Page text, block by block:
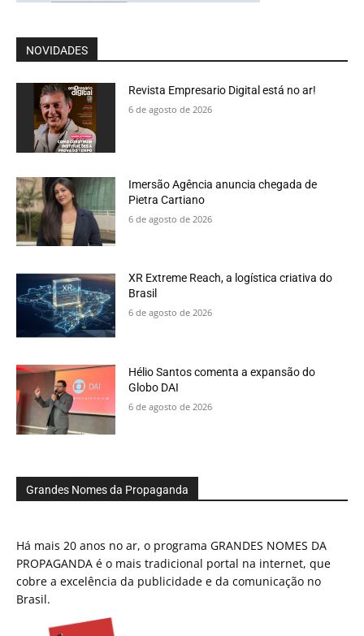
NOVIDADES
Revista Empresario Digital está no ar!
6 de agosto de 2026
Imersão Agência anuncia chegada de
Pietra Cartiano
6 de agosto de 2026
XR Extreme Reach, a logística criativa do
Brasil
6 de agosto de 2026
Hélio Santos comenta a expansão do
Globo DAI
6 de agosto de 2026
Grandes Nomes da Propaganda
Há mais 20 anos no ar, o programa GRANDES NOMES DA
PROPAGANDA é o mais tradicional portal na internet, que
cobre a excelência da publicidade e da comunicação no
Brasil.